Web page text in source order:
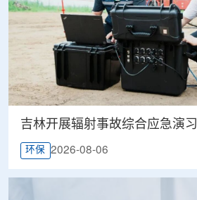
吉林开展辐射事故综合应急演习
环保 2026-08-06